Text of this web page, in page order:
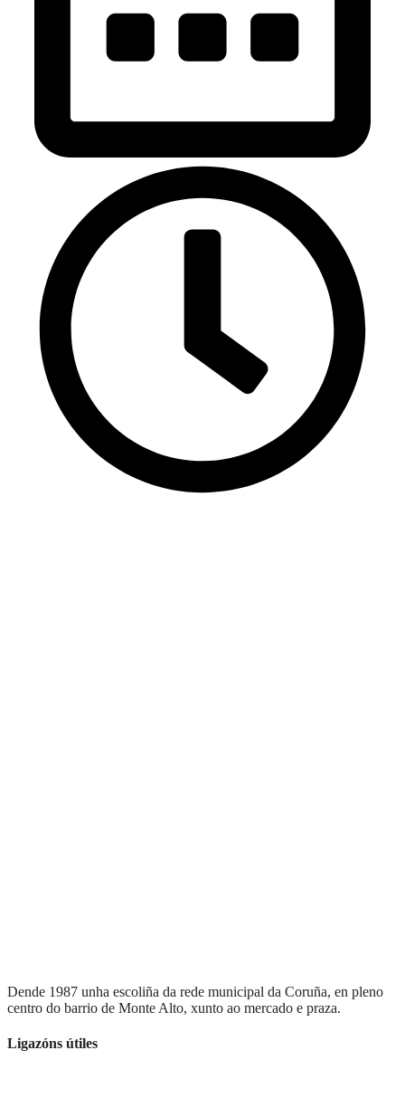
Dende 1987 unha escoliña da rede municipal da Coruña, en pleno
centro do barrio de Monte Alto, xunto ao mercado e praza.
Ligazóns útiles